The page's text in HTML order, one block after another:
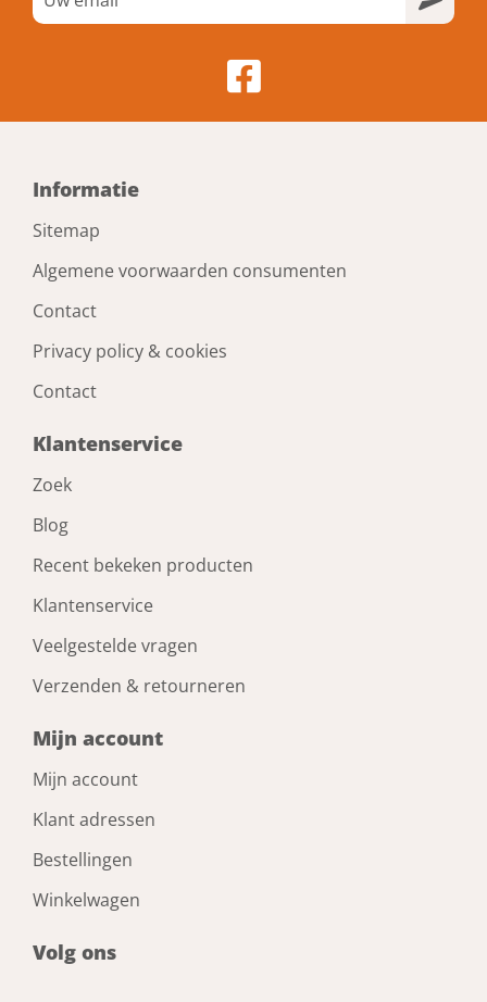
Informatie
Sitemap
Algemene voorwaarden consumenten
Contact
Privacy policy & cookies
Contact
Klantenservice
Zoek
Blog
Recent bekeken producten
Klantenservice
Veelgestelde vragen
Verzenden & retourneren
Mijn account
Mijn account
Klant adressen
Bestellingen
Winkelwagen
Volg ons